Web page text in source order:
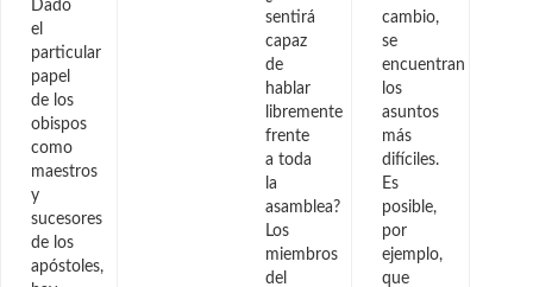
Dado
el
particular
papel
de los
obispos
como
maestros
y
sucesores
de los
apóstoles,
sentirá
capaz
de
hablar
libremente
frente
a toda
la
asamblea?
Los
miembros
del
cambio,
se
encuentran
los
asuntos
más
difíciles.
Es
posible,
por
ejemplo,
que